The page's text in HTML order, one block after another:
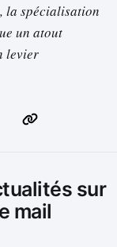
la spécialisation
un atout
levier
sur
mail